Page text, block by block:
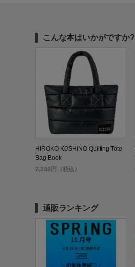
こんな本はいかがですか?
HIROKO KOSHINO Quilting Tote
Bag Book
2,288円（税込）
通販ランキング